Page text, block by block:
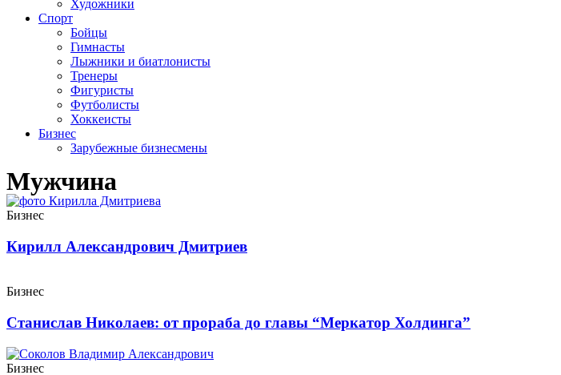
Художники
Спорт
Бойцы
Гимнасты
Лыжники и биатлонисты
Тренеры
Фигуристы
Футболисты
Хоккеисты
Бизнес
Зарубежные бизнесмены
Мужчина
Бизнес
Кирилл Александрович Дмитриев
Бизнес
Станислав Николаев: от прораба до главы “Меркатор Холдинга”
Бизнес